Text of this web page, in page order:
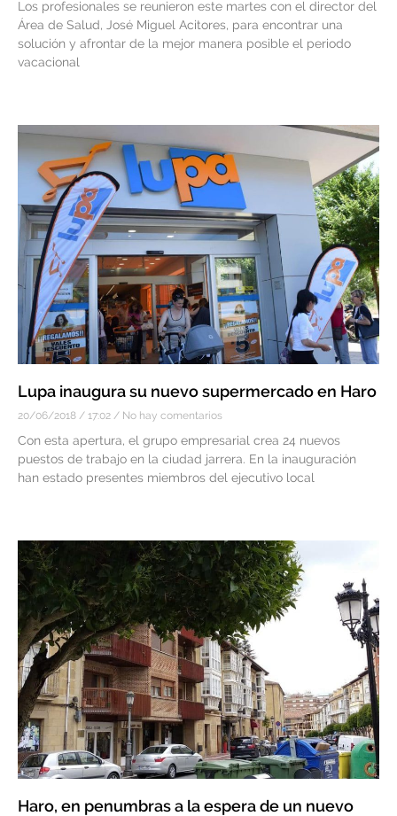
Los profesionales se reunieron este martes con el director del
Área de Salud, José Miguel Acitores, para encontrar una
solución y afrontar de la mejor manera posible el periodo
vacacional
Lupa inaugura su nuevo supermercado en Haro
20/06/2018 17:02 No hay comentarios
Con esta apertura, el grupo empresarial crea 24 nuevos
puestos de trabajo en la ciudad jarrera. En la inauguración
han estado presentes miembros del ejecutivo local
Haro, en penumbras a la espera de un nuevo